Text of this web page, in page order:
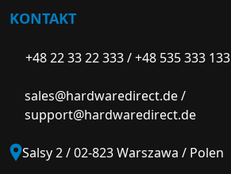
KONTAKT
+48 22 33 22 333/+48 535 333 133
sales@hardwaredirect.de/
support@hardwaredirect.de
Salsy 2 / 02-823 Warszawa / Polen